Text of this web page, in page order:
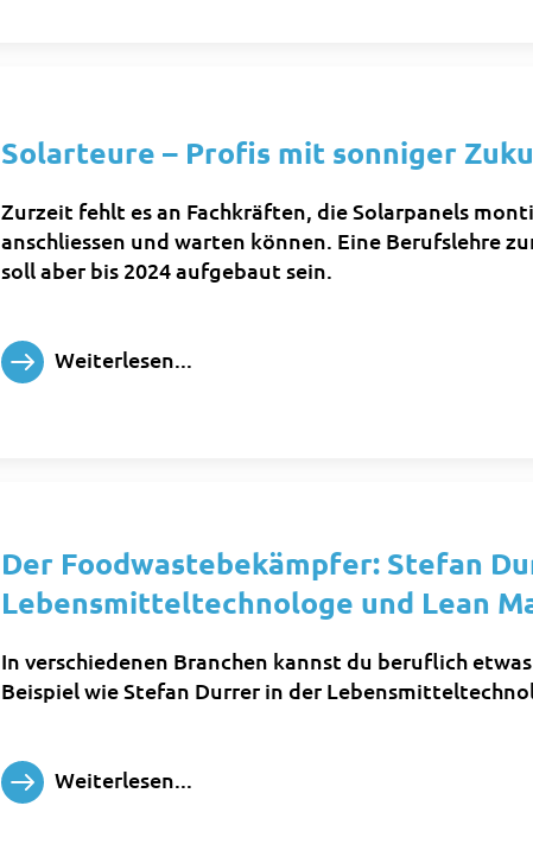
Solarteure – Profis mit sonniger
Zurzeit fehlt es an Fachkräften, die Solarpanels
anschliessen und warten können. Eine Berufslehre
soll aber bis 2024 aufgebaut sein.
Weiterlesen...
Der Foodwastebekämpfer: Stefan
Lebensmitteltechnologe und Lean
In verschiedenen Branchen kannst du beruflich
Beispiel wie Stefan Durrer in der
Weiterlesen...